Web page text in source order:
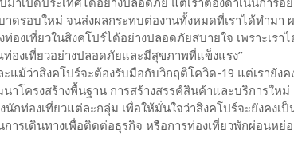
มาเปิดประเทศได้อย่างปลอดภัย แต่เราต้องดำเนินการ
าดรอบใหม่ จนส่งผลกระทบต่องานทั้งหมดที่เราได้ทำมา
ท่องเที่ยวในสิงคโปร์ได้อย่างปลอดภัยสบายใจ เพราะเรา
องเที่ยวอย่างปลอดภัยและมีสุขภาพที่แข็งแรง”
ะแม้ว่าสิงคโปร์จะต้องรับมือกับวิกฤติโควิด-19 แต่เรายัง
าโครงสร้างพื้นฐาน การสร้างสรรค์สินค้าและบริการให
นักท่องเที่ยวแต่ละกลุ่ม เพื่อให้มั่นใจว่าสิงคโปร์จะยังคง
การเดินทางเพื่อติดต่อธุรกิจ หรือการท่องเที่ยวพักผ่อนหย่อ